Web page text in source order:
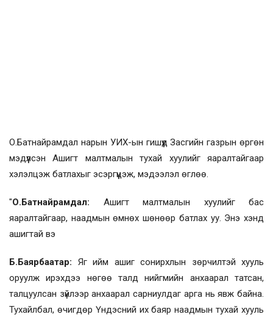
О.Батнайрамдал нарын УИХ-ын гишүүд Засгийн газрын өргөн
мэдүүлсэн Ашигт малтмалын тухай хуулийг яаралтайгаар
хэлэлцэж батлахыг эсэргүүцэж, мэдээлэл өглөө.
"О.Батнайрамдал: Ашигт малтмалын хуулийг бас
яаралтайгаар, наадмын өмнөх шөнөөр батлах уу. Энэ хэнд
ашигтай вэ
Б.Баярбаатар: Яг ийм ашиг сонирхлын зөрчилтэй хууль
оруулж ирэхдээ нөгөө талд нийгмийн анхаарал татсан,
талцуулсан зүйлээр анхаарал сарниулдаг арга нь явж байна.
Тухайлбал, өчигдөр Үндэсний их баяр наадмын тухай хууль